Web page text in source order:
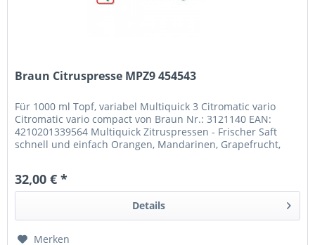
Braun Citruspresse MPZ9 454543
Für 1000 ml Topf, variabel Multiquick 3 Citromatic vario
Citromatic vario compact von Braun Nr.: 3121140 EAN:
4210201339564 Multiquick Zitruspressen - Frischer Saft
schnell und einfach Orangen, Mandarinen, Grapefrucht,
32,00 € *
Details
Merken